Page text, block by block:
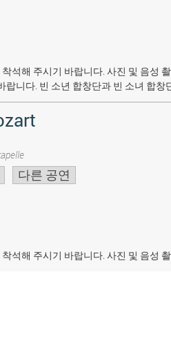
석해 주시기 바랍니다. 사진 및 음성
랍니다. 빈 소년 합창단과 빈 소녀 합
다른 공연
석해 주시기 바랍니다. 사진 및 음성